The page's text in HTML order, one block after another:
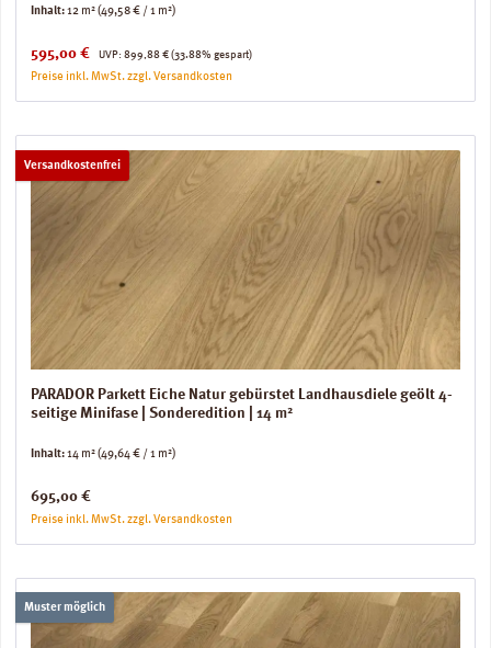
Inhalt:12 m²(49,58 € / 1 m²)
Verkaufspreis:
595,00 € UVP:
Regulärer Preis:
899,88 € (33.88% gespart)
Preise inkl. MwSt. zzgl. Versandkosten
Versandkostenfrei
PARADOR Parkett Eiche Natur gebürstet Landhausdiele geölt 4-
seitige Minifase | Sonderedition | 14 m²
Inhalt:14 m²(49,64 € / 1 m²)
Regulärer Preis:
695,00 €
Preise inkl. MwSt. zzgl. Versandkosten
Muster möglich